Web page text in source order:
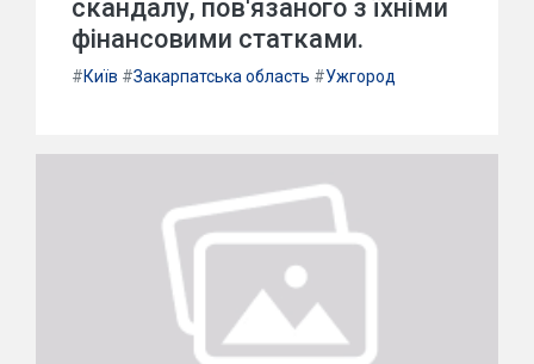
скандалу, пов'язаного з їхніми
фінансовими статками.
#Київ #Закарпатська область #Ужгород